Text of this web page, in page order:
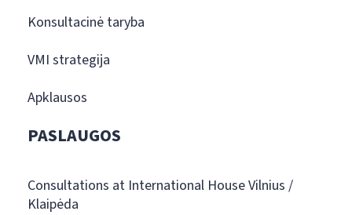
Konsultacinė taryba
VMI strategija
Apklausos
PASLAUGOS
Consultations at International House Vilnius /
Klaipėda